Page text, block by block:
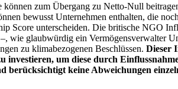
können zum Übergang zu Netto-Null
bewusst Unternehmen enthalten, die
Score unterscheiden. Die britische NGO
wie glaubwürdig ein
zu klimabezogenen Beschlüssen. Dieser
investieren, um diese durch
berücksichtigt keine Abweichungen